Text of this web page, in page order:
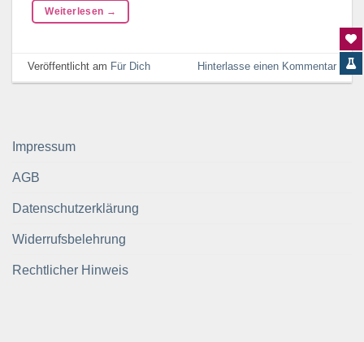
Weiterlesen →
Veröffentlicht am Für Dich Hinterlasse einen Kommentar
Impressum
AGB
Datenschutzerklärung
Widerrufsbelehrung
Rechtlicher Hinweis